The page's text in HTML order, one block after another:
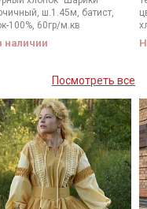
ш.1.45м, батист,
100%, 60гр/м.кв
наличии
Посмотреть все